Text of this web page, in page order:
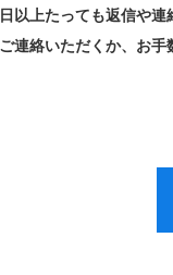
以上たっても返信や
連絡いただくか、お